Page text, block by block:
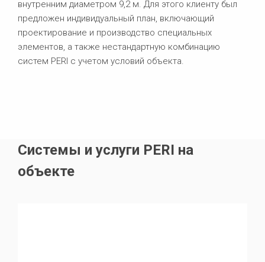
внутренним диаметром 9,2 м. Для этого клиенту был
предложен индивидуальный план, включающий
проектирование и производство специальных
элементов, а также нестандартную комбинацию
систем PERI с учетом условий объекта.
Системы и услуги PERI на
объекте